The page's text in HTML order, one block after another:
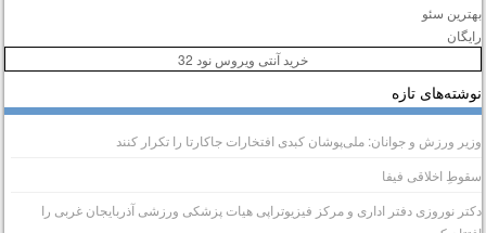
سئو
خرید آنتی ویروس نود 32
تازه
ورزش و جوانان: ملی‌پوشان کبدی افتخارات جاکارتا را تکرار کنند
اخلاقی فیفا
نوروزی دفتر اداری و مرکز فیزیوتراپی هیات پزشکی ورزشی آذربایجان غربی را